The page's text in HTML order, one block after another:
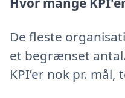
De fleste
et begrænset
KPI’er nok pr. mål,